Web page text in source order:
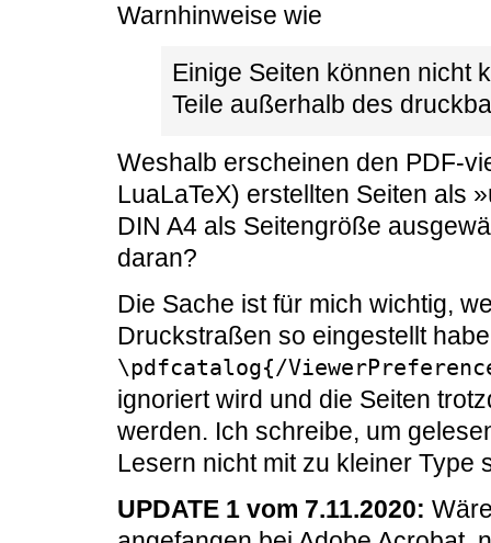
Warnhinweise wie
Einige Seiten können nicht
Teile außerhalb des
Weshalb erscheinen den PDF-
LuaLaTeX) erstellten Seiten als
DIN A4 als Seitengröße
daran?
Die Sache ist für mich wichtig,
Druckstraßen so eingestellt
\pdfcatalog{/
ignoriert wird und die Seiten
werden. Ich schreibe, um
Lesern nicht mit zu kleiner Type
UPDATE 1 vom 7.11.2020: